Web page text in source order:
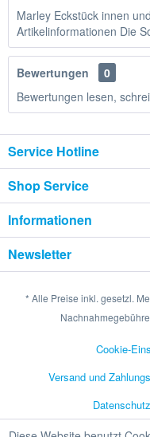
Marley Eckstück innen
Artikelinformationen Die
Bewertungen
0
Bewertungen lesen,
Service Hotline
Shop Service
Informationen
Newsletter
* Alle Preise inkl. gesetzl.
Cookie-
Versand und
Datenschutz